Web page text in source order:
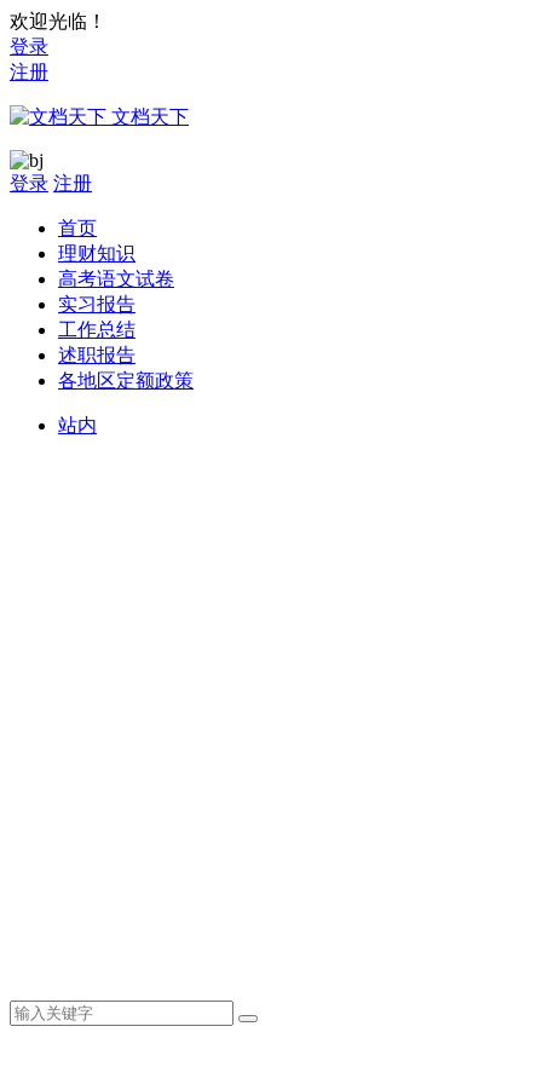
欢迎光临！
登录
注册
文档天下
登录 注册
首页
理财知识
高考语文试卷
实习报告
工作总结
述职报告
各地区定额政策
站内